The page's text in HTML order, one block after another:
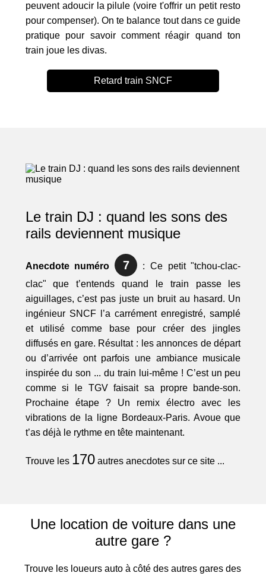
peuvent adoucir la pilule (voire t'offrir un petit resto
pour compenser). On te balance tout dans ce guide
pratique pour savoir comment réagir quand ton
train joue les divas.
Retard train SNCF
Le train DJ : quand les sons des
rails deviennent musique
Anecdote numéro 7
: Ce petit "tchou-clac-
clac" que t’entends quand le train passe les
aiguillages, c’est pas juste un bruit au hasard. Un
ingénieur SNCF l’a carrément enregistré, samplé
et utilisé comme base pour créer des jingles
diffusés en gare. Résultat : les annonces de départ
ou d’arrivée ont parfois une ambiance musicale
inspirée du son ... du train lui-même ! C’est un peu
comme si le TGV faisait sa propre bande-son.
Prochaine étape ? Un remix électro avec les
vibrations de la ligne Bordeaux-Paris. Avoue que
t’as déjà le rythme en tête maintenant.
Trouve les 170autres anecdotes sur ce site ...
Une location de voiture dans une
autre gare ?
Trouve les loueurs auto à côté des autres gares des